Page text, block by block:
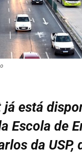
já está
Escola de
da USP,